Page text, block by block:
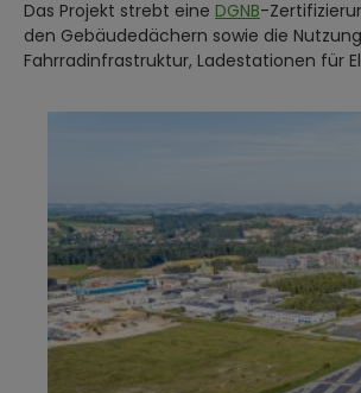
Das Projekt strebt eine DGNB-
den Gebäudedächern sowie die
Fahrradinfrastruktur, Ladestationen für